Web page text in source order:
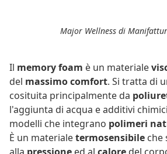
Major Wellness di
Il memory foam è un materiale
del massimo comfort. Si tratta di
cosituita principalmente da
l'aggiunta di acqua e additivi
modelli che integrano polimeri
È un materialetermosensibile che